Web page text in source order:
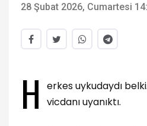
28 Şubat 2026, Cumartesi
H
erkes uykudaydı
vicdanı uyanıktı.